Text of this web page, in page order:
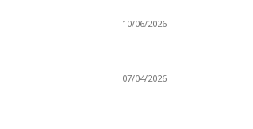
10/06/2026
07/04/2026